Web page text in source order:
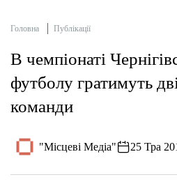
Головна Публікації
В чемпіонаті
футболу гратимуть
команди
"Місцеві Медіа" 25 Тра